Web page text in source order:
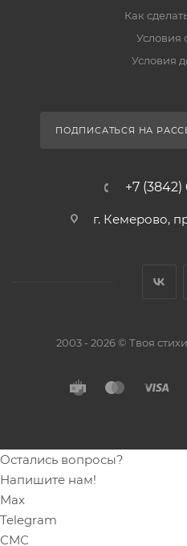
Как
Условия
Условия
ПОДПИСАТЬСЯ НА
+7 (3842)
г. Кемерово,
2003 - 2026 © Твоя
Остались вопросы?
Напишите нам!
Max
Telegram
СМС